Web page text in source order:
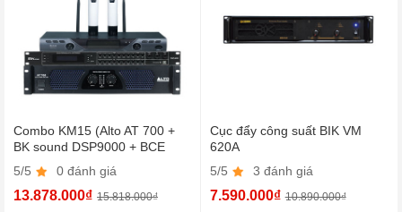
Combo KM15 (Alto AT 700 +
BK sound DSP9000 + BCE
5/5 0 đánh giá
13.878.000₫ 15.818.000₫
Cục đẩy công suất BIK VM
620A
5/5
3 đánh giá
7.590.000₫ 10.890.000₫